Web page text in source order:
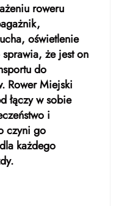
roweru
oświetlenie
że jest on
do
Rower Miejski
łączy w sobie
i
czyni go
każdego